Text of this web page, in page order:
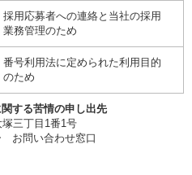
採用応募者への連絡と当社の採用
業務管理のため
番号利用法に定められた利用目的
のため
する苦情の申し出先
三丁目1番1号
お問い合わせ窓口